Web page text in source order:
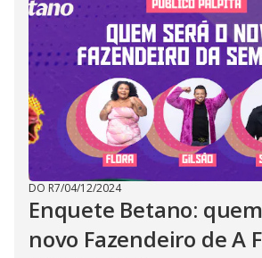
DO R7/04/12/2024
Enquete Betano:
novo Fazendeiro de A